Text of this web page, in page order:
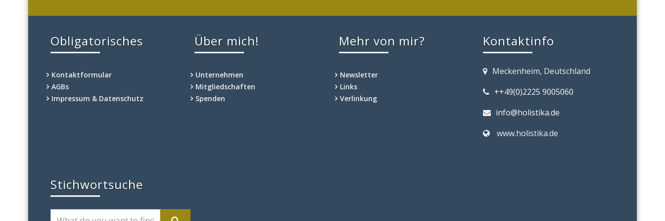
begleiten.
Obligatorisches
Kontaktformular
AGBs
Impressum & Datenschutz
Über mich!
Unternehmen
Mitgliedschaften
Spenden
Mehr von mir?
Newsletter
Links
Verlinkung
Kontaktinfo
Meckenheim, Deutschland
++49(0)2225 9005060
info@holistika.de
www.holistika.de
Stichwortsuche